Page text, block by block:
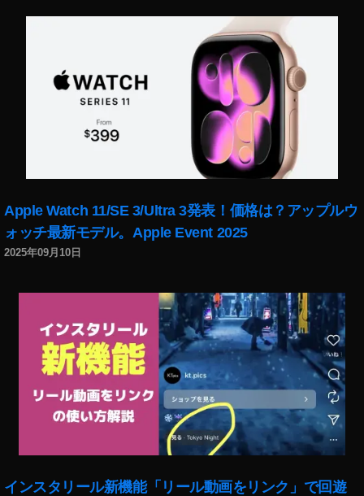
Apple Watch 11/SE 3/Ultra 3発表！価格は？アップルウ
ォッチ最新モデル。Apple Event 2025
2025年09月10日
インスタリール新機能「リール動画をリンク」で回遊